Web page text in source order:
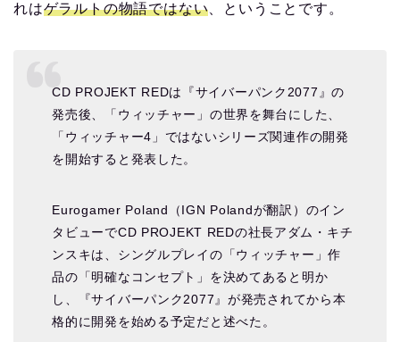
れはゲラルトの物語ではない 、ということです。
CD PROJEKT REDは『サイバーパンク2077』の
発売後、「ウィッチャー」の世界を舞台にした、
「ウィッチャー4」ではないシリーズ関連作の開発
を開始すると発表した。
Eurogamer Poland（IGN Polandが翻訳）のイン
タビューでCD PROJEKT REDの社長アダム・キチ
ンスキは、シングルプレイの「ウィッチャー」作
品の「明確なコンセプト」を決めてあると明か
し、『サイバーパンク2077』が発売されてから本
格的に開発を始める予定だと述べた。